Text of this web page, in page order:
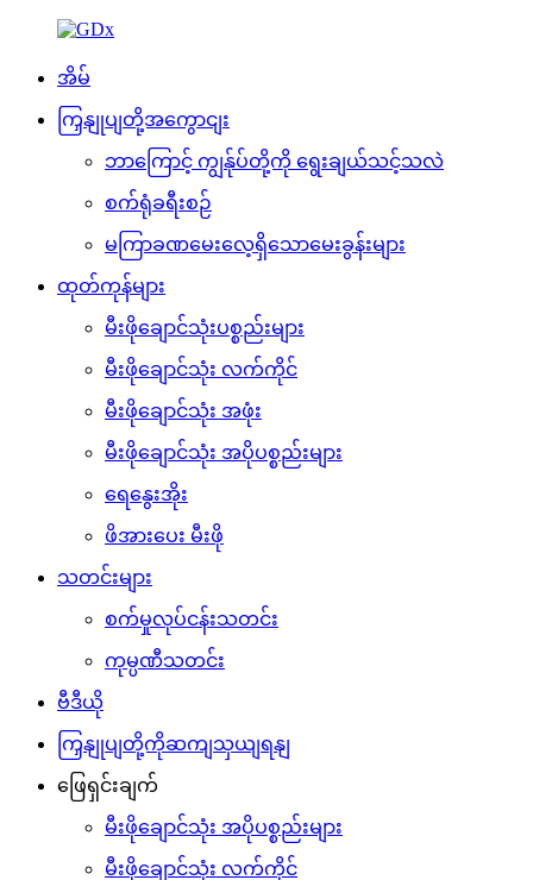
အိမ်
ကြှနျုပျတို့အကွောငျး
ဘာကြောင့် ကျွန်ုပ်တို့ကို ရွေးချယ်သင့်သလဲ
စက်ရုံခရီးစဉ်
မကြာခဏမေးလေ့ရှိသောမေးခွန်းများ
ထုတ်ကုန်များ
မီးဖိုချောင်သုံးပစ္စည်းများ
မီးဖိုချောင်သုံး လက်ကိုင်
မီးဖိုချောင်သုံး အဖုံး
မီးဖိုချောင်သုံး အပိုပစ္စည်းများ
ရေနွေးအိုး
ဖိအားပေး မီးဖို
သတင်းများ
စက်မှုလုပ်ငန်းသတင်း
ကုမ္ပဏီသတင်း
ဗီဒီယို
ကြှနျုပျတို့ကိုဆကျသှယျရနျ
ဖြေရှင်းချက်
မီးဖိုချောင်သုံး အပိုပစ္စည်းများ
မီးဖိုချောင်သုံး လက်ကိုင်